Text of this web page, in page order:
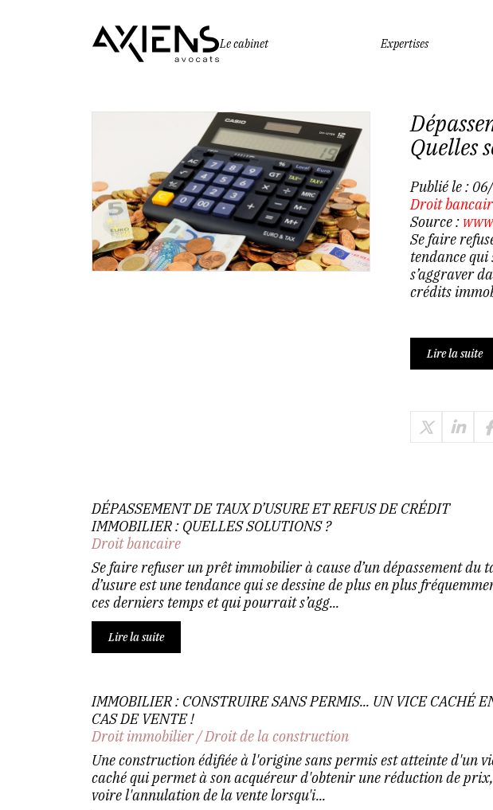
Le cabinet
Expertises
Quelles
Publié le :
Droit
Source :
Se faire
tendance qui
s’aggraver
crédits
Lire la suite
DÉPASSEMENT DE TAUX D’USURE ET REFUS DE CRÉDIT
IMMOBILIER : QUELLES SOLUTIONS ?
Droit bancaire
Se faire refuser un prêt immobilier à cause d’un dépassement du
d’usure est une tendance qui se dessine de plus en plus
ces derniers temps et qui pourrait s’agg...
Lire la suite
IMMOBILIER : CONSTRUIRE SANS PERMIS... UN VICE CACHÉ
CAS DE VENTE !
Droit immobilier/Droit de la construction
Une construction édifiée à l'origine sans permis est atteinte d'un
caché qui permet à son acquéreur d'obtenir une réduction de prix,
voire l'annulation de la vente lorsqu'i...